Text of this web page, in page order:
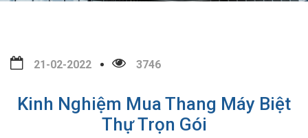
21-02-2022 3746
Kinh Nghiệm Mua Thang Máy Biệt
Thự Trọn Gói